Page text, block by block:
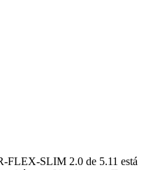
FLEX-SLIM 2.0 de 5.11 está